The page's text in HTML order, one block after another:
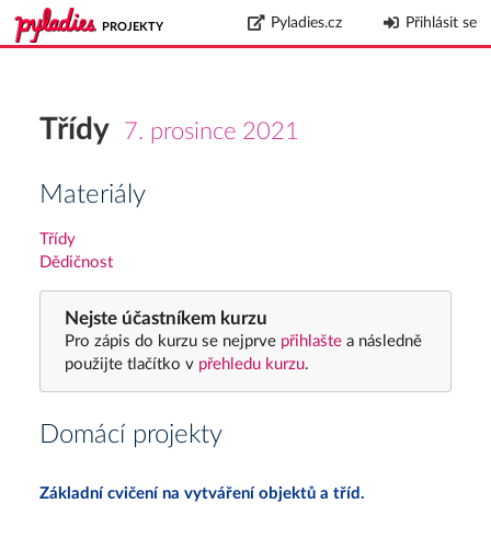
PROJEKTY Pyladies.cz Přihlásit se
Třídy 7. prosince 2021
Materiály
Třídy
Dědičnost
Nejste účastníkem kurzu
Pro zápis do kurzu se nejprvepřihlašte a následně
použijte tlačítko vpřehledu kurzu.
Domácí projekty
Základní cvičení na vytváření objektů a tříd.